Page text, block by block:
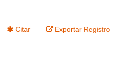
Citar Exportar Registro